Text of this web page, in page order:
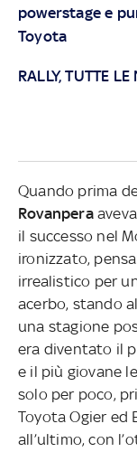
powerstage e
Toyota
RALLY, TUTTE LE
Quando prima
Rovanpera
il successo nel
ironizzato,
irrealistico per
acerbo, stando
una stagione
era diventato il
e il più giovane
solo per poco,
Toyota Ogier ed
all’ultimo, con